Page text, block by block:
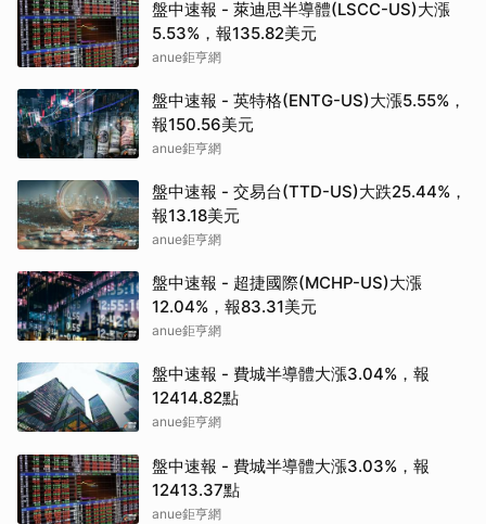
盤中速報 - 萊迪思半導體(LSCC-US)大漲
5.53%，報135.82美元
anue鉅亨網
盤中速報 - 英特格(ENTG-US)大漲5.55%，
報150.56美元
anue鉅亨網
盤中速報 - 交易台(TTD-US)大跌25.44%，
報13.18美元
anue鉅亨網
盤中速報 - 超捷國際(MCHP-US)大漲
12.04%，報83.31美元
anue鉅亨網
盤中速報 - 費城半導體大漲3.04%，報
12414.82點
anue鉅亨網
盤中速報 - 費城半導體大漲3.03%，報
12413.37點
anue鉅亨網